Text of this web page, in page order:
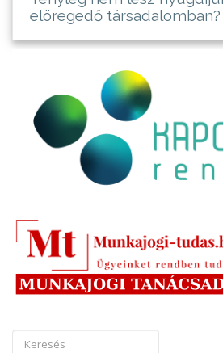
elöregedő társadalomban?